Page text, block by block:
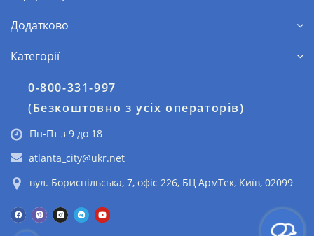
Додатково
Категорії
0-800-331-997
(Безкоштовно з усіх операторів)
Пн-Пт з 9 до 18
atlanta_city@ukr.net
вул. Бориспільська, 7, офіс 226, БЦ АрмТек, Київ, 02099